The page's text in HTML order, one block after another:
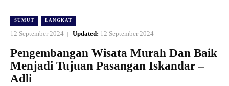
SUMUT LANGKAT
12 September 2024 Updated: 12 September 2024
Pengembangan Wisata Murah Dan Baik
Menjadi Tujuan Pasangan Iskandar –
Adli